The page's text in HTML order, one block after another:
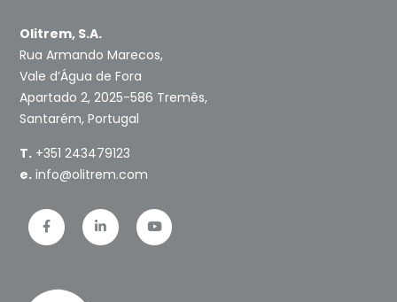
Olitrem, S.A.
Rua Armando Marecos,
Vale d’Água de Fora
Apartado 2, 2025-586 Tremês,
Santarém, Portugal
T. +351 243479123
e. info@olitrem.com